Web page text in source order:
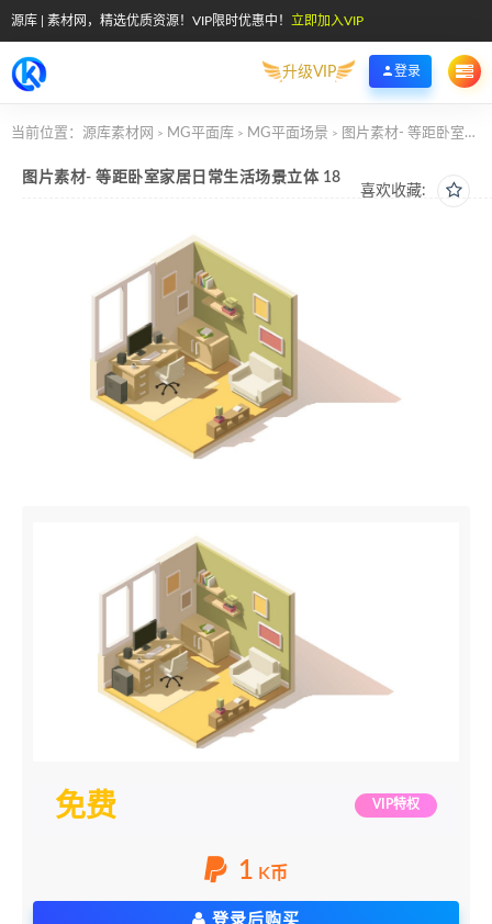
源库 | 素材网，精选优质资源！VIP限时优惠中！ 立即加入VIP
升级VIP 登录
当前位置： 源库素材网 > MG平面库 > MG平面场景 > 图片素材- 等距卧室家居日常生活场景立体 18
喜欢收藏:
图片素材- 等距卧室家居日常生活场景立体 18
免费 VIP特权
1 K币
登录后购买